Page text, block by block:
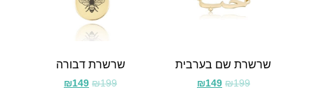
שרשרת שם בערבית
₪199
₪149
שרשרת דבורה
₪199
₪149